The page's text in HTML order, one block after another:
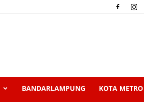
BANDARLAMPUNG KOTA METRO